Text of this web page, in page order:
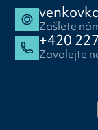
Zašlete
+420
Zavolejte